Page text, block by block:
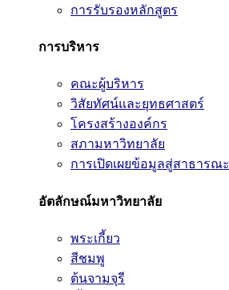
การรับรองหลักสูตร
การบริหาร
คณะผู้บริหาร
วิสัยทัศน์และยุทธศาสตร์
โครงสร้างองค์กร
สภามหาวิทยาลัย
การเปิดเผยข้อมูลสู่สาธารณะ
อัตลักษณ์มหาวิทยาลัย
พระเกี้ยว
สีชมพู
ต้นจามจุรี